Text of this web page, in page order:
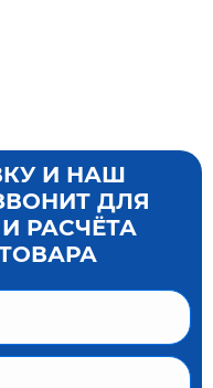
И НАШ
ДЛЯ
РАСЧЁТА